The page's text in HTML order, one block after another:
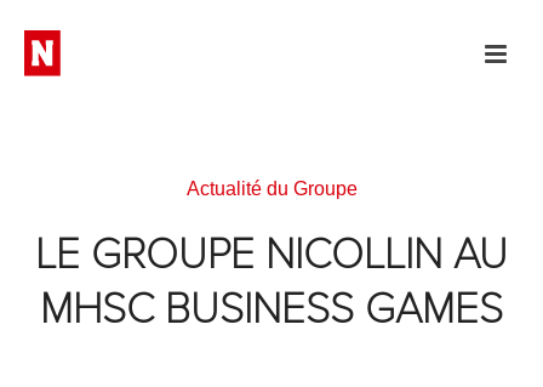
Actualité du Groupe
LE GROUPE NICOLLIN AU
MHSC BUSINESS GAMES